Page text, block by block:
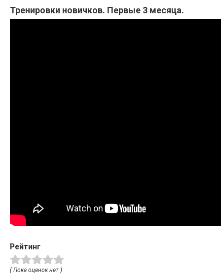
Тренировки новичков. Первые 3 месяца.
Рейтинг
( Пока оценок нет )